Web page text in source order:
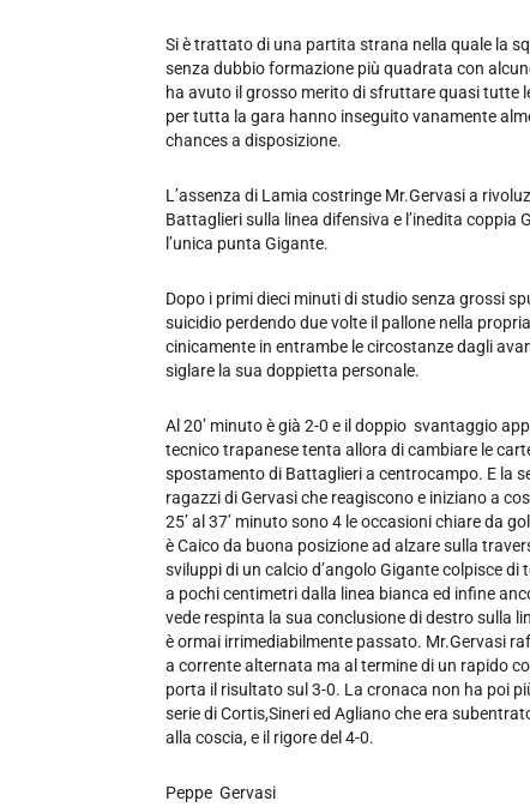
Si è trattato di una partita strana nella quale la
senza dubbio formazione più quadrata con
ha avuto il grosso merito di sfruttare quasi tutte
per tutta la gara hanno inseguito vanamente
chances a disposizione.
L’assenza di Lamia costringe Mr.Gervasi a
Battaglieri sulla linea difensiva e l’inedita
l’unica punta Gigante.
Dopo i primi dieci minuti di studio senza grossi
suicidio perdendo due volte il pallone nella
cinicamente in entrambe le circostanze dagli
siglare la sua doppietta personale.
Al 20’ minuto è già 2-0 e il doppio svantaggio
tecnico trapanese tenta allora di cambiare le
spostamento di Battaglieri a centrocampo. E la
ragazzi di Gervasi che reagiscono e iniziano a
25’ al 37’ minuto sono 4 le occasioni chiare da
è Caico da buona posizione ad alzare sulla
sviluppi di un calcio d’angolo Gigante colpisce
a pochi centimetri dalla linea bianca ed infine
vede respinta la sua conclusione di destro sulla
è ormai irrimediabilmente passato. Mr.Gervasi
a corrente alternata ma al termine di un rapido
porta il risultato sul 3-0. La cronaca non ha poi
serie di Cortis,Sineri ed Agliano che era
alla coscia, e il rigore del 4-0.
Peppe Gervasi